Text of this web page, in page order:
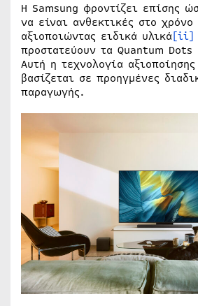
Η Samsung φροντίζει επίσης
να είναι ανθεκτικές στο
αξιοποιώντας ειδικά υλικά[ii]
προστατεύουν τα Quantum
Αυτή η τεχνολογία
βασίζεται σε προηγμένες
παραγωγής.